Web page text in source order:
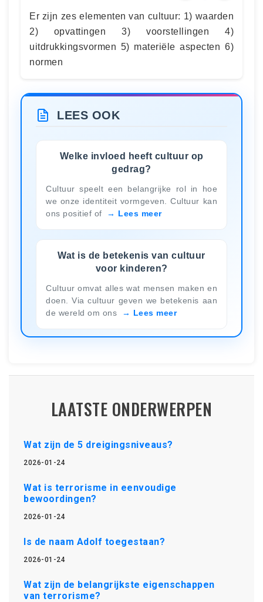
Er zijn zes elementen van cultuur: 1) waarden
2) opvattingen 3) voorstellingen 4)
uitdrukkingsvormen 5) materiële aspecten 6)
normen
LEES OOK
Welke invloed heeft cultuur op
gedrag?
Cultuur speelt een belangrijke rol in hoe
we onze identiteit vormgeven. Cultuur kan
ons positief of
Lees meer
Wat is de betekenis van cultuur
voor kinderen?
Cultuur omvat alles wat mensen maken en
doen. Via cultuur geven we betekenis aan
de wereld om ons
Lees meer
LAATSTE ONDERWERPEN
Wat zijn de 5 dreigingsniveaus?
2026-01-24
Wat is terrorisme in eenvoudige
bewoordingen?
2026-01-24
Is de naam Adolf toegestaan?
2026-01-24
Wat zijn de belangrijkste eigenschappen
van terrorisme?